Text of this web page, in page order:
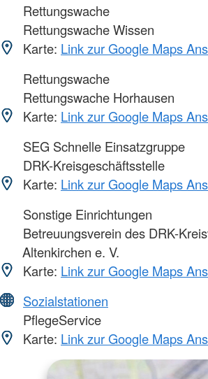
Rettungswache
Rettungswache Wissen
Karte: Link zur Google Maps
Rettungswache
Rettungswache Horhausen
Karte: Link zur Google Maps
SEG Schnelle Einsatzgruppe
DRK-Kreisgeschäftsstelle
Karte: Link zur Google Maps
Sonstige Einrichtungen
Betreuungsverein des DRK-
Altenkirchen e. V.
Karte: Link zur Google Maps
Sozialstationen
PflegeService
Karte: Link zur Google Maps